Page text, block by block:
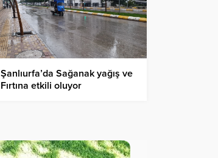
Şanlıurfa’da Sağanak yağış ve
Fırtına etkili oluyor